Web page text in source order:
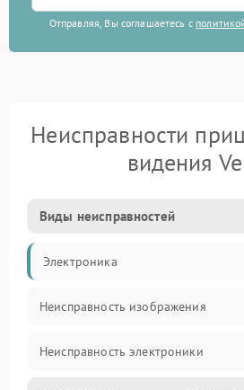
Отправляя, Вы соглашаетесь с
Неисправности
видения
Виды неисправностей
Электроника
Неисправность изображения
Неисправность электроники